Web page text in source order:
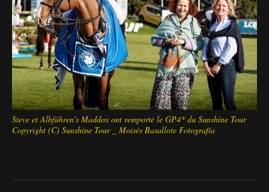
Steve et Albführen's Maddox ont remporté le GP4* du Sunshine Tour
Copyright (C) Sunshine Tour _ Moisés Basallote Fotografía